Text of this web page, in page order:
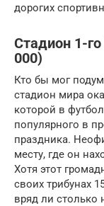
дорогих
Стадион 1-
000)
Кто бы мог
стадион мира
которой в
популярного в
праздника.
месту, где он
Хотя этот
своих трибунах
вряд ли столько